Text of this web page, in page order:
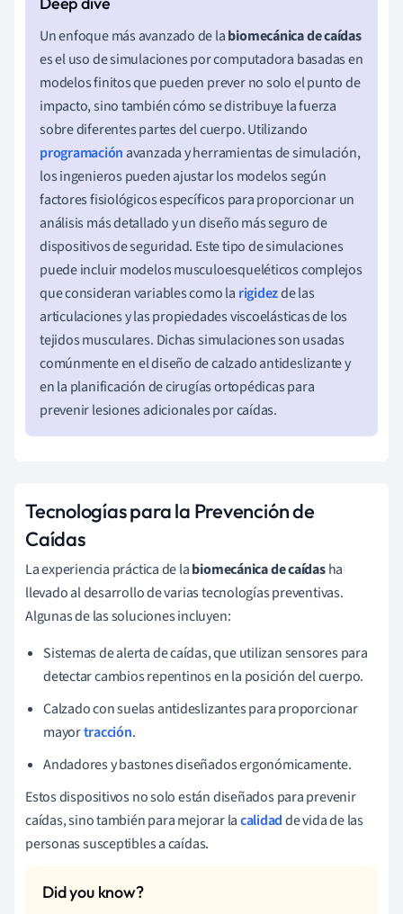
Un enfoque más avanzado de labiomecánica de caídas
es el uso de simulaciones por computadora basadas en
modelos finitos que pueden prever no solo el punto de
impacto, sino también cómo se distribuye la fuerza
sobre diferentes partes del cuerpo. Utilizando
programación avanzada y herramientas de simulación,
los ingenieros pueden ajustar los modelos según
factores fisiológicos específicos para proporcionar un
análisis más detallado y un diseño más seguro de
dispositivos de seguridad. Este tipo de simulaciones
puede incluir modelos musculoesqueléticos complejos
que consideran variables como la rigidezde las
articulaciones y las propiedades viscoelásticas de los
tejidos musculares. Dichas simulaciones son usadas
comúnmente en el diseño de calzado antideslizante y
en la planificación de cirugías ortopédicas para
prevenir lesiones adicionales por caídas.
Tecnologías para la Prevención de
Caídas
La experiencia práctica de labiomecánica de caídasha
llevado al desarrollo de varias tecnologías preventivas.
Algunas de las soluciones incluyen:
Sistemas de alerta de caídas, que utilizan sensores para
detectar cambios repentinos en la posición del cuerpo.
Calzado con suelas antideslizantes para proporcionar
mayortracción.
Andadores y bastones diseñados ergonómicamente.
Estos dispositivos no solo están diseñados para prevenir
caídas, sino también para mejorar lacalidadde vida de las
personas susceptibles a caídas.